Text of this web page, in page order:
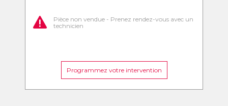
Pièce non vendue - Prenez rendez-vous avec un
technicien
Programmez votre intervention